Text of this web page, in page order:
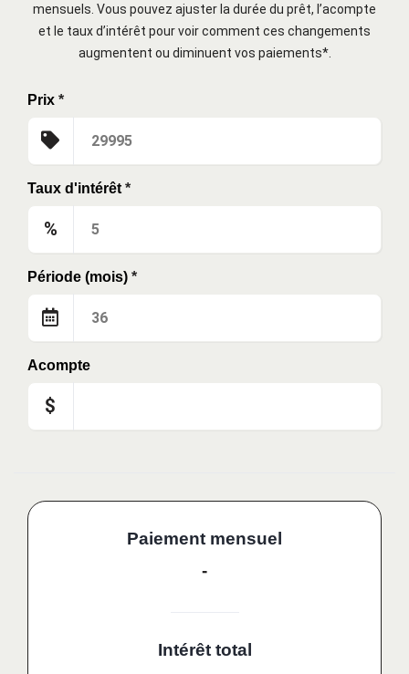
mensuels. Vous pouvez ajuster la durée du prêt, l’acompte
et le taux d’intérêt pour voir comment ces changements
augmentent ou diminuent vos paiements*.
Prix *
Taux d'intérêt *
%
Période (mois) *
Acompte
$
Paiement mensuel
-
Intérêt total